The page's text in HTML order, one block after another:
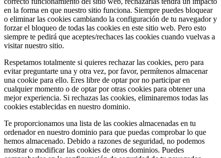
en la forma en que nuestro sitio funciona. Siempre puedes bloquear
o eliminar las cookies cambiando la configuración de tu navegador y
forzar el bloqueo de todas las cookies en este sitio web. Pero esto
siempre te pedirá que aceptes/rechaces las cookies cuando vuelvas a
visitar nuestro sitio.
Respetamos totalmente si quieres rechazar las cookies, pero para
evitar preguntarte una y otra vez, por favor, permítenos almacenar
una cookie para ello. Eres libre de optar por no participar en
cualquier momento o de optar por otras cookies para obtener una
mejor experiencia. Si rechazas las cookies, eliminaremos todas las
cookies establecidas en nuestro dominio.
Te proporcionamos una lista de las cookies almacenadas en tu
ordenador en nuestro dominio para que puedas comprobar lo que
hemos almacenado. Debido a razones de seguridad, no podemos
mostrar o modificar las cookies de otros dominios. Puedes